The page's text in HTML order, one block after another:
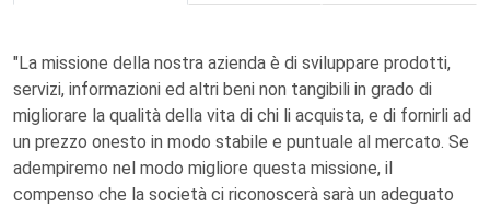
"La missione della nostra azienda è di sviluppare prodotti,
servizi, informazioni ed altri beni non tangibili in grado di
migliorare la qualità della vita di chi li acquista, e di fornirli ad
un prezzo onesto in modo stabile e puntuale al mercato. Se
adempiremo nel modo migliore questa missione, il
compenso che la società ci riconoscerà sarà un adeguato